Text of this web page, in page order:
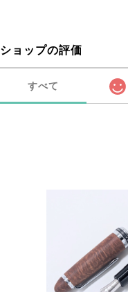
ショップの評価
すべて